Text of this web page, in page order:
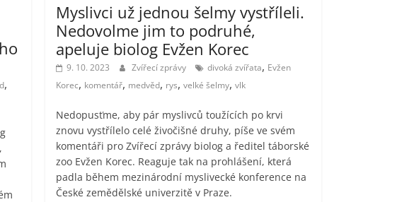
,
Myslivci už jednou šelmy vystříleli.
Nedovolme jim to podruhé,
apeluje biolog Evžen Korec
9. 10. 2023 Zvířecí zprávy divoká zvířata, Evžen
Korec, komentář, medvěd, rys,velké šelmy,vlk
Nedopusťme, aby pár myslivců toužících po krvi
znovu vystřílelo celé živočišné druhy, píše ve svém
komentáři pro Zvířecí zprávy biolog a ředitel táborské
zoo Evžen Korec. Reaguje tak na prohlášení, která
padla během mezinárodní myslivecké konference na
České zemědělské univerzitě v Praze.